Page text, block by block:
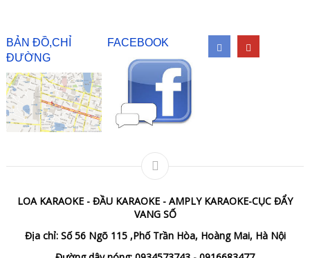
BẢN ĐỒ,CHỈ
ĐƯỜNG
FACEBOOK
LOA KARAOKE - ĐẦU KARAOKE - AMPLY KARAOKE-CỤC ĐẨY
VANG SỐ
Địa chỉ: Số 56 Ngõ 115 ,Phố Trần Hòa, Hoàng Mai, Hà Nội